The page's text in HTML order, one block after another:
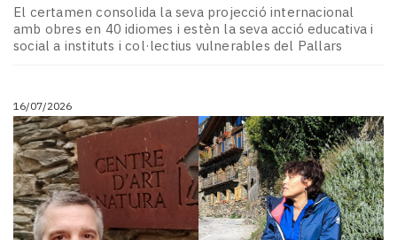
El certamen consolida la seva projecció internacional
amb obres en 40 idiomes i estèn la seva acció educativa i
social a instituts i col·lectius vulnerables del Pallars
16/07/2026